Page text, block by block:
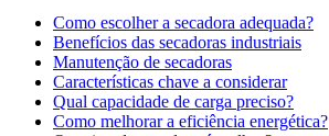
Como escolher a secadora adequada?
Benefícios das secadoras industriais
Manutenção de secadoras
Características chave a considerar
Qual capacidade de carga preciso?
Como melhorar a eficiência energética?